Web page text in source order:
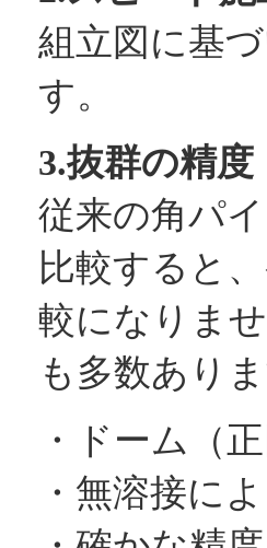
組立図に基
す。
3.抜群の精度
従来の角パ
比較すると
較になりま
も多数ありま
・ドーム（
・無溶接に